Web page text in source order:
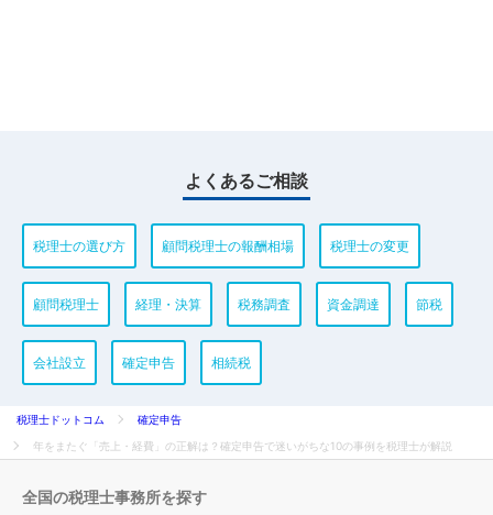
よくあるご相談
税理士の選び方 顧問税理士の報酬相場 税理士の変更
顧問税理士 経理・決算 税務調査 資金調達 節税
会社設立 確定申告 相続税
税理士ドットコム
確定申告
年をまたぐ「売上・経費」の正解は？確定申告で迷いがちな10の事例を税理士が解説
全国の税理士事務所を探す